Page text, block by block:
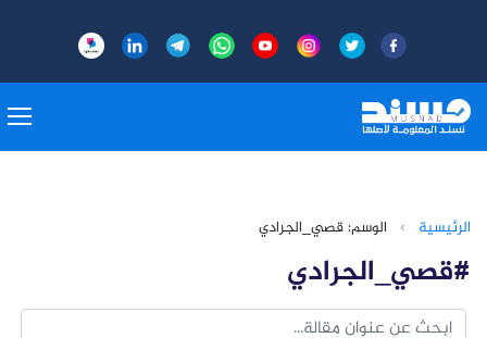
الرئيسية › الوسم: قصي_الجرادي
#قصي_الجرادي